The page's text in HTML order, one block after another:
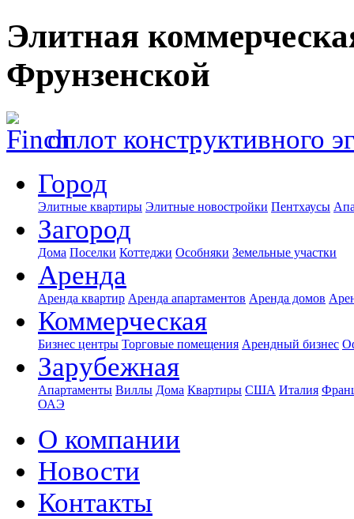
Элитная
Фрунзенской
оплот конструктивного
Город
Элитные квартиры Элитные новостройки Пентхаусы
Загород
Дома Поселки Коттеджи Особняки Земельные участки
Аренда
Аренда квартир Аренда апартаментов Аренда домов
Коммерческая
Бизнес центры Торговые помещения Арендный бизнес
Зарубежная
Апартаменты Виллы Дома Квартиры США Италия
ОАЭ
О компании
Новости
Контакты